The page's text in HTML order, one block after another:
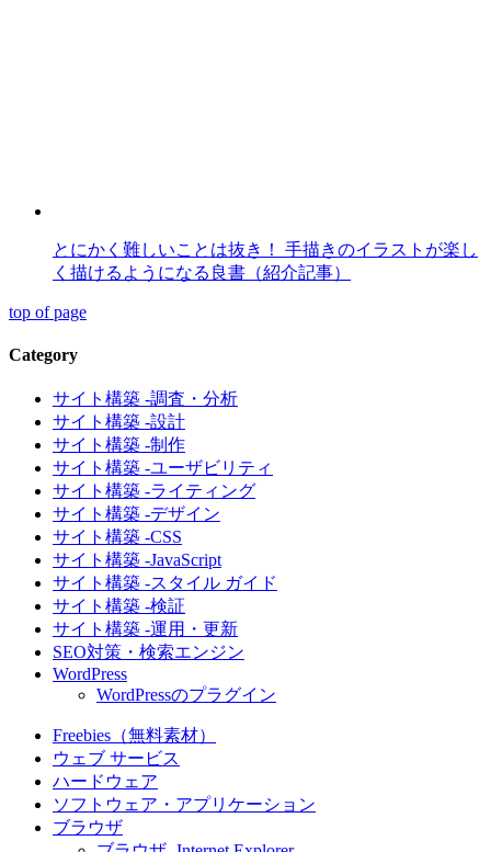
とにかく難しいことは抜き！ 手描きのイラストが楽し
く描けるようになる良書（紹介記事）
top of page
Category
サイト構築 -調査・分析
サイト構築 -設計
サイト構築 -制作
サイト構築 -ユーザビリティ
サイト構築 -ライティング
サイト構築 -デザイン
サイト構築 -CSS
サイト構築 -JavaScript
サイト構築 -スタイル ガイド
サイト構築 -検証
サイト構築 -運用・更新
SEO対策・検索エンジン
WordPress
WordPressのプラグイン
Freebies（無料素材）
ウェブ サービス
ハードウェア
ソフトウェア・アプリケーション
ブラウザ